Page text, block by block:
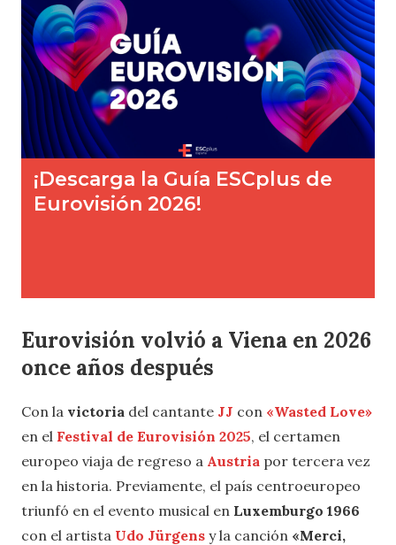
Eurovisión volvió a Viena en 2026
once años después
Con la victoria del cantante JJ con «Wasted Love»
en el Festival de Eurovisión 2025, el certamen
europeo viaja de regreso a Austria por tercera vez
en la historia. Previamente, el país centroeuropeo
triunfó en el evento musical en Luxemburgo 1966
con el artista Udo Jürgens y la canción «Merci,